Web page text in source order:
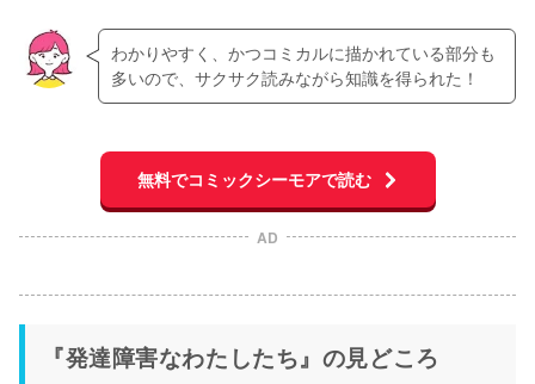
わかりやすく、かつコミカルに描かれている部分も
多いので、サクサク読みながら知識を得られた！
無料でコミックシーモアで読む
AD
『発達障害なわたしたち』の見どころ